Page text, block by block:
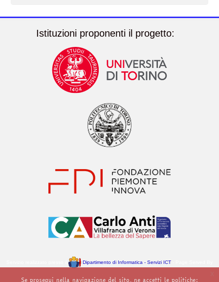
Istituzioni proponenti il progetto:
Dipartimento di Informatica - Servizi ICT
Se prosegui nella navigazione del sito, ne accetti le politiche: